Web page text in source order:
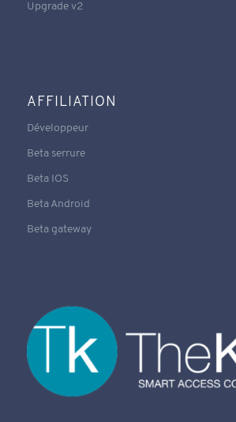
Upgrade v2
AFFILIATION
Développeur
Beta serrure
Beta IOS
Beta Android
Beta gateway